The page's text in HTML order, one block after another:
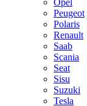
Peugeot
Polaris
Renault
Saab
Scania
Seat
Sisu
Suzuki
Tesla